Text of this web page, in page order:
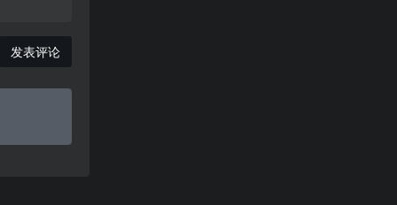
发表评论